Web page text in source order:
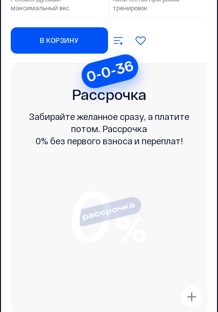
максимальный вес
тренировок
В КОРЗИНУ
0-0-36
Рассрочка
Забирайте желанное сразу, а платите
потом. Рассрочка
0% без первого взноса и переплат!